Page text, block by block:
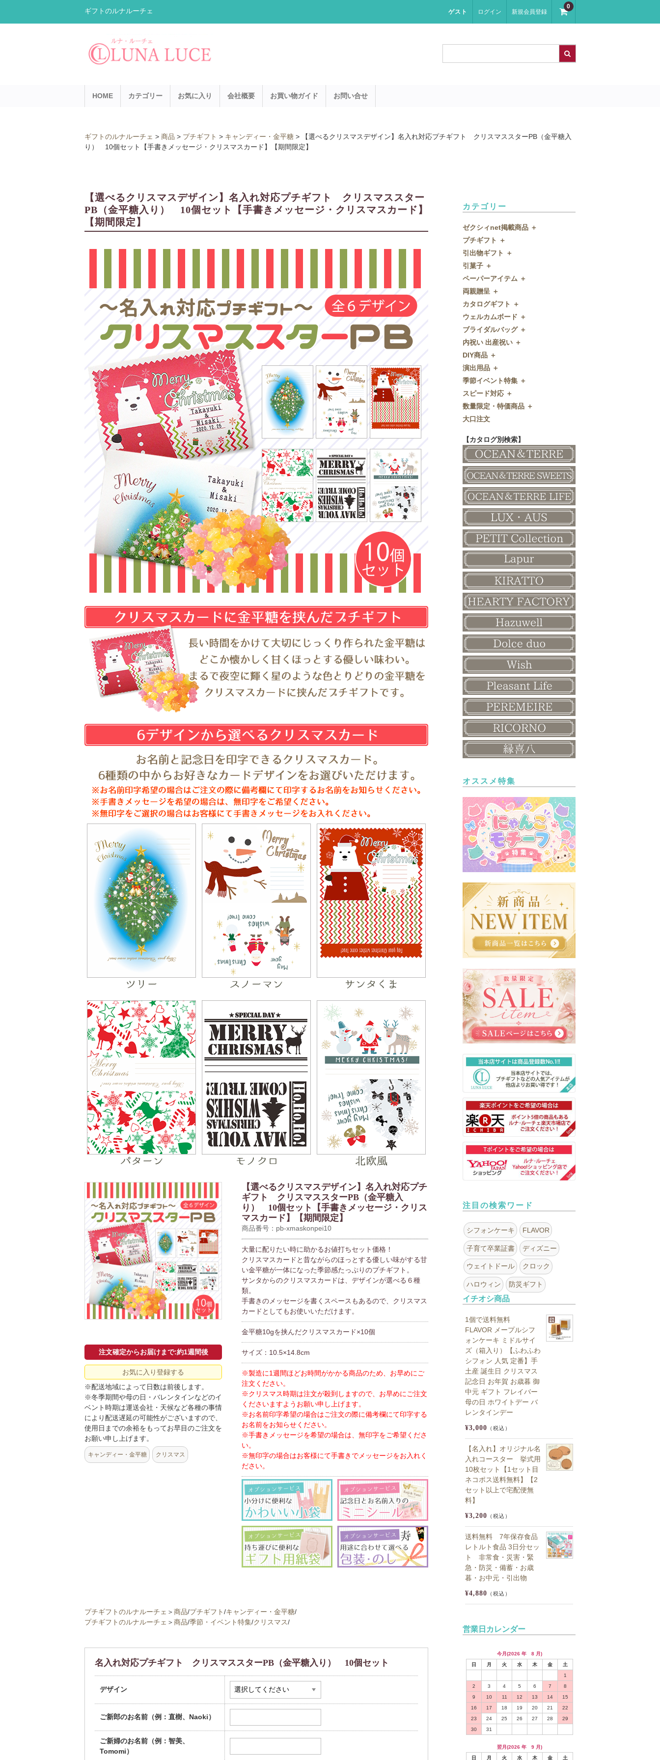
ギフトのルナルーチェ ゲスト ログイン 新規会員登録
0
HOME カテゴリー お気に入り 会社概要 お買い物ガイド お問い合せ
ギフトのルナルーチェ > 商品 > プチギフト > キャンディー・金平糖 >
【選べるクリスマスデザイン】名入れ対応プチギフト クリスマススターPB（金平糖入
り） 10個セット【手書きメッセージ・クリスマスカード】【期間限定】
【選べるクリスマスデザイン】名入れ対応プチギフト クリスマススター
PB（金平糖入り） 10個セット【手書きメッセージ・クリスマスカード】
【期間限定】
注文確定からお届けまで:約1週間後
お気に入り登録する
※配送地域によって日数は前後します。
※冬季期間や母の日・バレンタインなどのイ
ベント時期は運送会社・天候など各種の事情
により配送遅延の可能性がございますので、
使用日までの余裕をもってお早目のご注文を
お願い申し上げます。
キャンディー・金平糖 クリスマス
【選べるクリスマスデザイン】名入れ対応プチ
ギフト クリスマススターPB（金平糖入
り） 10個セット【手書きメッセージ・クリス
マスカード】【期間限定】
商品番号：pb-xmaskonpei10
大量に配りたい時に助かるお値打ちセット価格！
クリスマスカードと昔ながらのほっとする優しい味がする甘
い金平糖が一体になった季節感たっぷりのプチギフト。
サンタからのクリスマスカードは、デザインが選べる６種
類。
手書きのメッセージを書くスペースもあるので、クリスマス
カードとしてもお使いいただけます。
金平糖10gを挟んだクリスマスカード×10個
サイズ：10.5×14.8cm
※製造に1週間ほどお時間がかかる商品のため、お早めにご
注文ください。
※クリスマス時期は注文が殺到しますので、お早めにご注文
くださいますようお願い申し上げます。
※お名前印字希望の場合はご注文の際に備考欄にて印字する
お名前をお知らせください。
※手書きメッセージを希望の場合は、無印字をご希望くださ
い。
※無印字の場合はお客様にて手書きでメッセージをお入れく
ださい。
プチギフトのルナルーチェ ＞商品/プチギフト/キャンディー・金平糖/
プチギフトのルナルーチェ ＞商品/季節・イベント特集/クリスマス/
名入れ対応プチギフト クリスマススターPB（金平糖入り） 10個セット
デザイン
ご新郎のお名前（例：直樹、Naoki）
ご新婦のお名前（例：智美、
Tomomi）
カテゴリー
ゼクシィnet掲載商品 ＋
ゼクシィnet掲載商品
プチギフト ＋
プチギフト
ウェルカムプチギフト
アメニティ
キャンディー・金平糖
クッキー
スプーン
チョコレート
ディズニー
ドラジェ
プチタオル
席札立て
耳かき＆ぺん
紅茶＆コーヒー
和風プチギフト
その他
引出物ギフト ＋
引出物ギフト
グラス
タオル・石鹸・名披露目
ディズニーギフト
今治タオル
引出物セット
和食器
名入れ贈呈品
特選ギフト
珈琲・紅茶
鰹節・フード
引菓子 ＋
引菓子
バウムクーヘン
洋菓子
和菓子
FLAVOR
ペーパーアイテム ＋
ペーパーアイテム
招待状
席次表
席札
付箋・メッセージカード
印刷代行
ディズニーシリーズ
両親贈呈 ＋
両親贈呈
ディズニーウェイトドール
ウェイトベア
子育て卒業証書
クロックギフト
カタログギフト ＋
カタログギフト
OCEAN&TERRE GOURMET
SHIKISAI ONE
Grace
ウェルカムボード ＋
ウェルカムボード
カラーステンドグラス調
ガラス
フラワータイプ
ペンダントクロック
ミラー
メッセージパズル
似顔絵
和風ボード
ブライダルバッグ ＋
ブライダルバッグ
内祝い 出産祝い ＋
内祝い 出産祝い
DIY商品 ＋
DIY商品
演出用品 ＋
演出用品
リングピロー
ブーケプルズ
結婚証明書
その他
季節イベント特集 ＋
季節イベント特集
サクラ
クローバー
クリスマス
バレンタイン
ホワイトデー
母の日
父の日
敬老の日
スピード対応 ＋
スピード対応
即日お急ぎ発送
数量限定・特価商品 ＋
数量限定・特価商品
大口注文
【カタログ別検索】
オススメ特集
注目の検索ワード
シフォンケーキ FLAVOR
子育て卒業証書 ディズニー
ウェイトドール クロック
ハロウィン 防災ギフト
イチオシ商品
1個で送料無料
FLAVOR メープルシフ
ォンケーキ ミドルサイ
ズ（箱入り）【ふわふわ
シフォン 人気 定番】手
土産 誕生日 クリスマス
記念日 お年賀 お歳暮 御
中元 ギフト フレイバー
母の日 ホワイトデー バ
レンタインデー
¥3,000 （税込）
【名入れ】オリジナル名
入れコースター 挙式用
10枚セット【1セット目
ネコポス送料無料】【2
セット以上で宅配便無
料】
¥3,200 （税込）
送料無料 7年保存食品
レトルト食品 3日分セッ
ト 非常食・災害・緊
急・防災・備蓄・お歳
暮・お中元・引出物
¥4,880 （税込）
営業日カレンダー
今月(2026 年 8 月)
日
月 火 水 木 金
土
1
2
3 4 5 6 7
8
9
10 11 12 13 14
15
16
17 18 19 20 21
22
23
24 25 26 27 28
29
30
31
翌月(2026 年 9 月)
日
月 火 水 木 金 土